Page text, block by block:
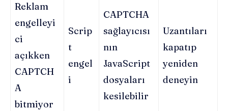
Reklam
engelleyi
ci
açıkken
CAPTCH
A
bitmiyor
Scrip
t
engel
i
CAPTCHA
sağlayıcısı
nın
JavaScript
dosyaları
kesilebilir
Uzantıları
kapatıp
yeniden
deneyin